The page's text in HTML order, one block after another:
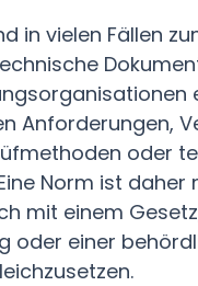
in vielen Fällen
Anforderungen,
oder
Norm ist daher
mit einem
oder einer